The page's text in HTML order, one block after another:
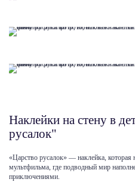
Наклейки на стену в
русалок"
«Царство русалок» — наклейка,
мультфильма, где подводный мир
приключениями.